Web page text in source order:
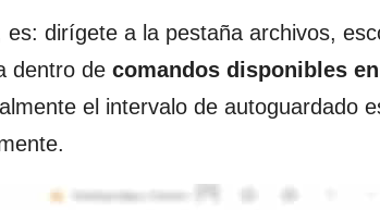
dirígete a la pestaña archivos,
dentro de comandos disponibles
el intervalo de autoguardado